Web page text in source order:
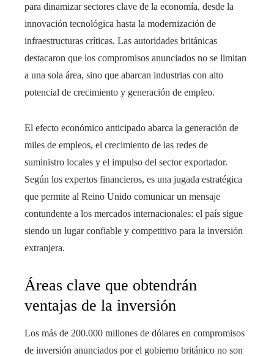
para dinamizar sectores clave de la economía, desde la
innovación tecnológica hasta la modernización de
infraestructuras críticas. Las autoridades británicas
destacaron que los compromisos anunciados no se limitan
a una sola área, sino que abarcan industrias con alto
potencial de crecimiento y generación de empleo.
El efecto económico anticipado abarca la generación de
miles de empleos, el crecimiento de las redes de
suministro locales y el impulso del sector exportador.
Según los expertos financieros, es una jugada estratégica
que permite al Reino Unido comunicar un mensaje
contundente a los mercados internacionales: el país sigue
siendo un lugar confiable y competitivo para la inversión
extranjera.
Áreas clave que obtendrán
ventajas de la inversión
Los más de 200.000 millones de dólares en compromisos
de inversión anunciados por el gobierno británico no son